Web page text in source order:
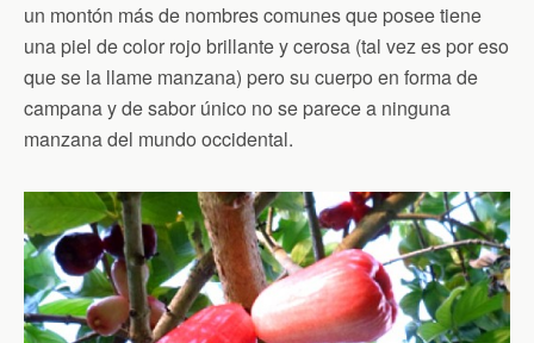
un montón más de nombres comunes que posee tiene
una piel de color rojo brillante y cerosa (tal vez es por eso
que se la llame manzana) pero su cuerpo en forma de
campana y de sabor único no se parece a ninguna
manzana del mundo occidental.